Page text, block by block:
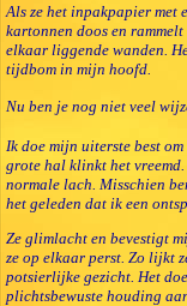
Als ze het inpakpapier met
kartonnen doos en
elkaar liggende wanden.
tijdbom in mijn hoofd.
Nu ben je nog niet veel
Ik doe mijn uiterste best
grote hal klinkt het
normale lach. Misschien
het geleden dat ik een
Ze glimlacht en bevestigt
ze op elkaar perst. Zo lijkt
potsierlijke gezicht. Het
plichtsbewuste houding